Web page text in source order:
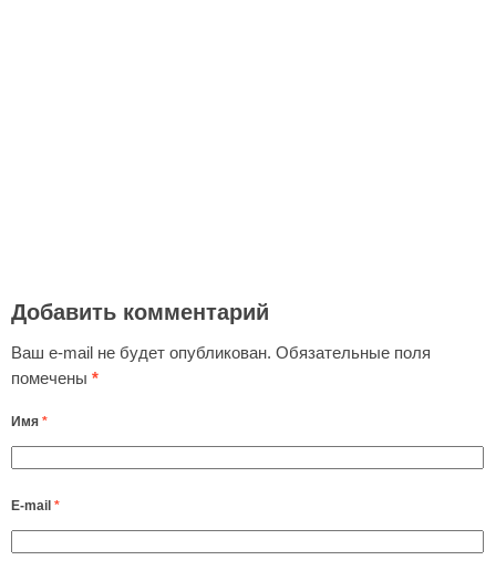
Добавить комментарий
Ваш e-mail не будет опубликован. Обязательные поля
помечены *
Имя *
E-mail *